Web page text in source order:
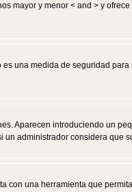
mayor y menor < and > y
una medida de seguridad
Aparecen introduciendo un
administrador considera
una herramienta que